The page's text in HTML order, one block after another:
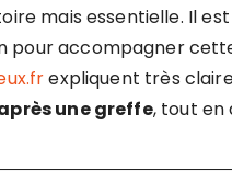
mais essentielle. Il
pour accompagner
expliquent très
une greffe, tout en